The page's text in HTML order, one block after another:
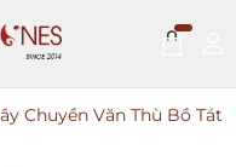
Chuyền Văn Thù Bồ Tát